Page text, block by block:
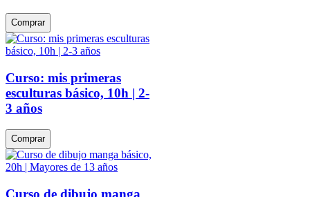
Comprar
Curso: mis primeras
esculturas básico, 10h | 2-
3 años
Comprar
Curso de dibujo manga